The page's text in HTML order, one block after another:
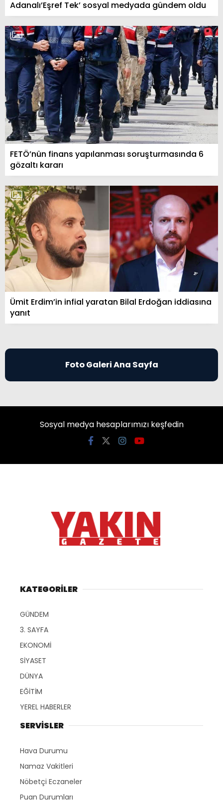
Adanalı’Eşref Tek’ sosyal medyada gündem oldu
FETÖ’nün finans yapılanması soruşturmasında 6
gözaltı kararı
Ümit Erdim’in infial yaratan Bilal Erdoğan iddiasına
yanıt
Foto Galeri Ana Sayfa
Sosyal medya hesaplarımızı keşfedin
KATEGORİLER
GÜNDEM
3. SAYFA
EKONOMİ
SİYASET
DÜNYA
EĞİTİM
YEREL HABERLER
SERVİSLER
Hava Durumu
Namaz Vakitleri
Nöbetçi Eczaneler
Puan Durumları